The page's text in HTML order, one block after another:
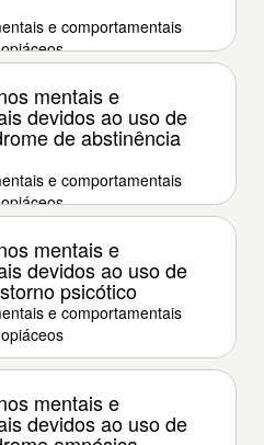
e comportamentais
mentais e
devidos ao uso de
de abstinência
e comportamentais
mentais e
devidos ao uso de
psicótico
e comportamentais
mentais e
devidos ao uso de